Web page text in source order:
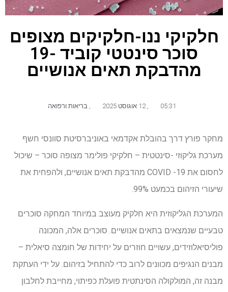
חלקיקי ננו-חלקיקים מצופים
סוכר סינטטי קוביד -19
מהדבקת תאים אנושיים
05:31 בריאות ורפואה
מחקר פורץ דרך בהובלת אקדמאי באוניברסיטת סוונסי חשף
מערכת גליקוזי -סינטטית – חלקיקי פולימר מצופה סוכר – שיכול
לחסום את COVID -19 מהדבקת תאים אנושיים, ולהפחית את
שיעורי הזיהום בכמעט 99%.
המערכת הגליקוזית היא חלקיק מעוצב במיוחד המחקה סוכרים
טבעיים שנמצאים בתאים אנושיים. סוכרים אלה, המכונה
פוליסיאלוזידים, עשויים חוזרים על יחידות של חומצה סיאלית –
מבנים הנגיפים מכוונים לרוב כדי להתחיל בזיהום. על ידי העתקת
מבנה זה, המולקולה הסינתטית פועלת כפיתוי, מחייבת לחלבון